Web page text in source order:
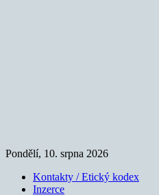
Pondělí, 10. srpna 2026
Kontakty / Etický kodex
Inzerce